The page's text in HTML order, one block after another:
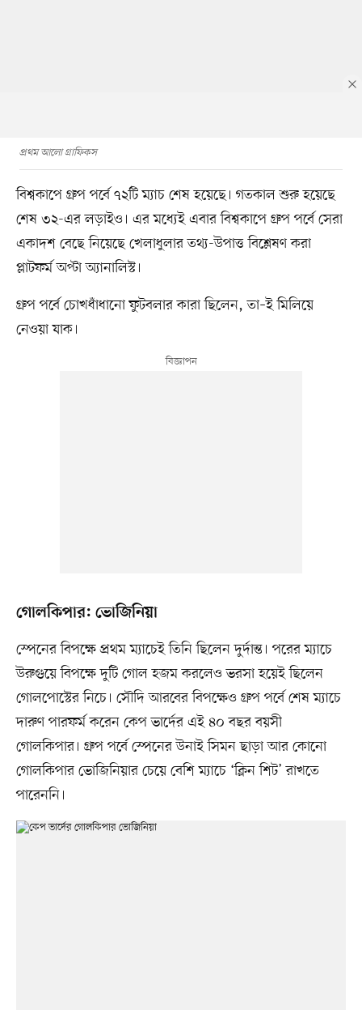
প্রথম আলো গ্রাফিকস
বিশ্বকাপে গ্রুপ পর্বে ৭২টি ম্যাচ শেষ হয়েছে। গতকাল শুরু হয়েছে
শেষ ৩২-এর লড়াইও। এর মধ্যেই এবার বিশ্বকাপে গ্রুপ পর্বে সেরা
একাদশ বেছে নিয়েছে খেলাধুলার তথ্য-উপাত্ত বিশ্লেষণ করা
প্লাটফর্ম অপ্টা অ্যানালিস্ট।
গ্রুপ পর্বে চোখধাঁধানো ফুটবলার কারা ছিলেন, তা–ই মিলিয়ে
নেওয়া যাক।
গোলকিপার: ভোজিনিয়া
স্পেনের বিপক্ষে প্রথম ম্যাচেই তিনি ছিলেন দুর্দান্ত। পরের ম্যাচে
উরুগুয়ে বিপক্ষে দুটি গোল হজম করলেও ভরসা হয়েই ছিলেন
গোলপোস্টের নিচে। সৌদি আরবের বিপক্ষেও গ্রুপ পর্বে শেষ ম্যাচে
দারুণ পারফর্ম করেন কেপ ভার্দের এই ৪০ বছর বয়সী
গোলকিপার। গ্রুপ পর্বে স্পেনের উনাই সিমন ছাড়া আর কোনো
গোলকিপার ভোজিনিয়ার চেয়ে বেশি ম্যাচে ‘ক্লিন শিট’ রাখতে
পারেননি।